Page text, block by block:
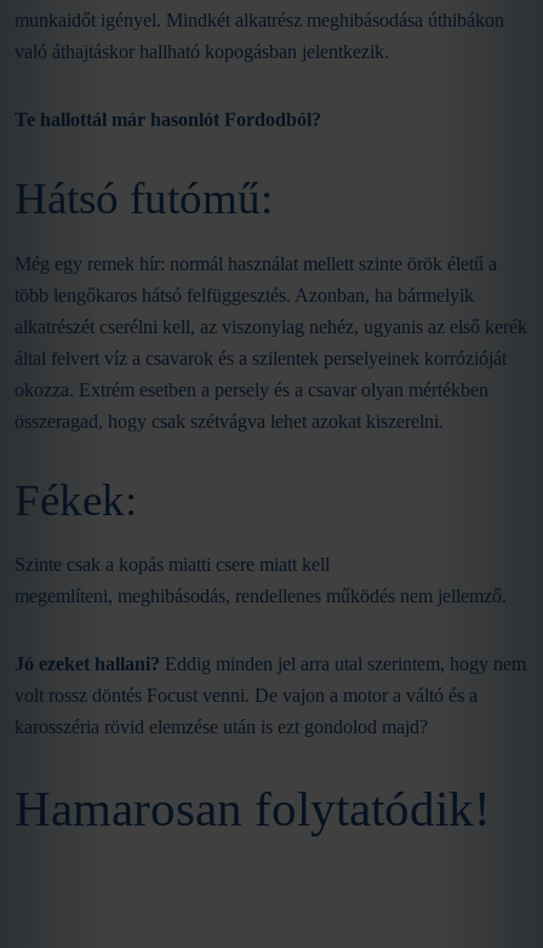
munkaidőt igényel. Mindkét alkatrész meghibásodása úthibákon
való áthajtáskor hallható kopogásban jelentkezik.
Te hallottál már hasonlót Fordodból?
Hátsó futómű:
Még egy remek hír: normál használat mellett szinte örök életű a
több lengőkaros hátsó felfüggesztés. Azonban, ha bármelyik
alkatrészét cserélni kell, az viszonylag nehéz, ugyanis az első kerék
által felvert víz a csavarok és a szilentek perselyeinek korrózióját
okozza. Extrém esetben a persely és a csavar olyan mértékben
összeragad, hogy csak szétvágva lehet azokat kiszerelni.
Fékek:
Szinte csak a kopás miatti csere miatt kell
megemlíteni, meghibásodás, rendellenes működés nem jellemző.
Jó ezeket hallani? Eddig minden jel arra utal szerintem, hogy nem
volt rossz döntés Focust venni. De vajon a motor a váltó és a
karosszéria rövid elemzése után is ezt gondolod majd?
Hamarosan folytatódik!